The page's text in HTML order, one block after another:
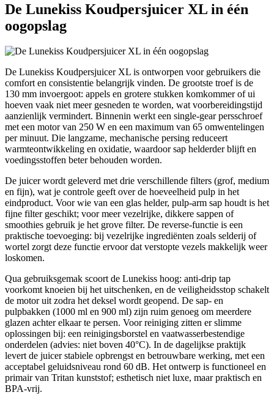
De Lunekiss Koudpersjuicer XL in één
oogopslag
De Lunekiss Koudpersjuicer XL is ontworpen voor gebruikers die
comfort en consistentie belangrijk vinden. De grootste troef is de
130 mm invoergoot: appels en grotere stukken komkommer of ui
hoeven vaak niet meer gesneden te worden, wat voorbereidingstijd
aanzienlijk vermindert. Binnenin werkt een single-gear persschroef
met een motor van 250 W en een maximum van 65 omwentelingen
per minuut. Die langzame, mechanische persing reduceert
warmteontwikkeling en oxidatie, waardoor sap helderder blijft en
voedingsstoffen beter behouden worden.
De juicer wordt geleverd met drie verschillende filters (grof, medium
en fijn), wat je controle geeft over de hoeveelheid pulp in het
eindproduct. Voor wie van een glas helder, pulp-arm sap houdt is het
fijne filter geschikt; voor meer vezelrijke, dikkere sappen of
smoothies gebruik je het grove filter. De reverse-functie is een
praktische toevoeging: bij vezelrijke ingrediënten zoals selderij of
wortel zorgt deze functie ervoor dat verstopte vezels makkelijk weer
loskomen.
Qua gebruiksgemak scoort de Lunekiss hoog: anti-drip tap
voorkomt knoeien bij het uitschenken, en de veiligheidsstop schakelt
de motor uit zodra het deksel wordt geopend. De sap- en
pulpbakken (1000 ml en 900 ml) zijn ruim genoeg om meerdere
glazen achter elkaar te persen. Voor reiniging zitten er slimme
oplossingen bij: een reinigingsborstel en vaatwasserbestendige
onderdelen (advies: niet boven 40°C). In de dagelijkse praktijk
levert de juicer stabiele opbrengst en betrouwbare werking, met een
acceptabel geluidsniveau rond 60 dB. Het ontwerp is functioneel en
primair van Tritan kunststof; esthetisch niet luxe, maar praktisch en
BPA-vrij.